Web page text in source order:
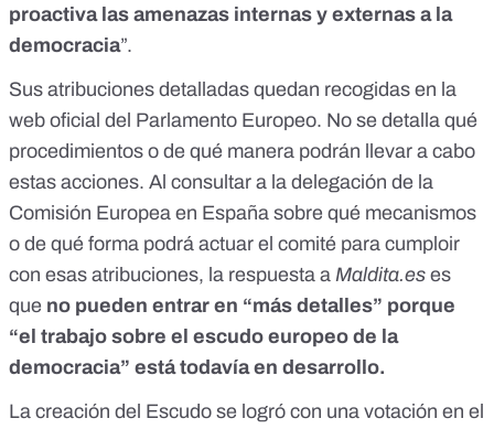
proactiva las amenazas internas y externas a la
democracia”.
Sus atribuciones detalladas quedan recogidas en la
web oficial del Parlamento Europeo. No se detalla qué
procedimientos o de qué manera podrán llevar a cabo
estas acciones. Al consultar a la delegación de la
Comisión Europea en España sobre qué mecanismos
o de qué forma podrá actuar el comité para cumploir
con esas atribuciones, la respuesta a Maldita.es es
que no pueden entrar en “más detalles” porque
“el trabajo sobre el escudo europeo de la
democracia” está todavía en desarrollo.
La creación del Escudo se logró con una votación en el